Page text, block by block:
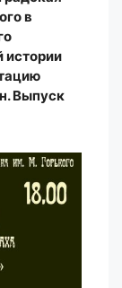
в
истории
Выпуск